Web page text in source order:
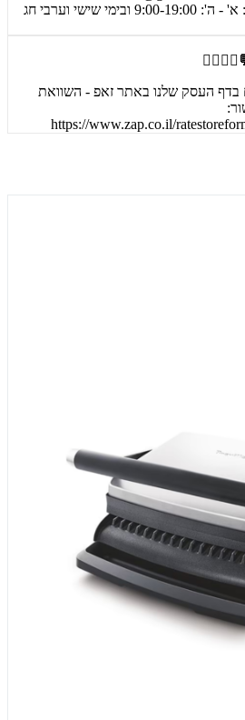
בשעות הפעילות שלנו: א' - ה': 9:00-19:00 ובימי שישי וערבי חג
בדף העסק שלנו באתר זאפ - השוואת
https://www.zap.co.il/